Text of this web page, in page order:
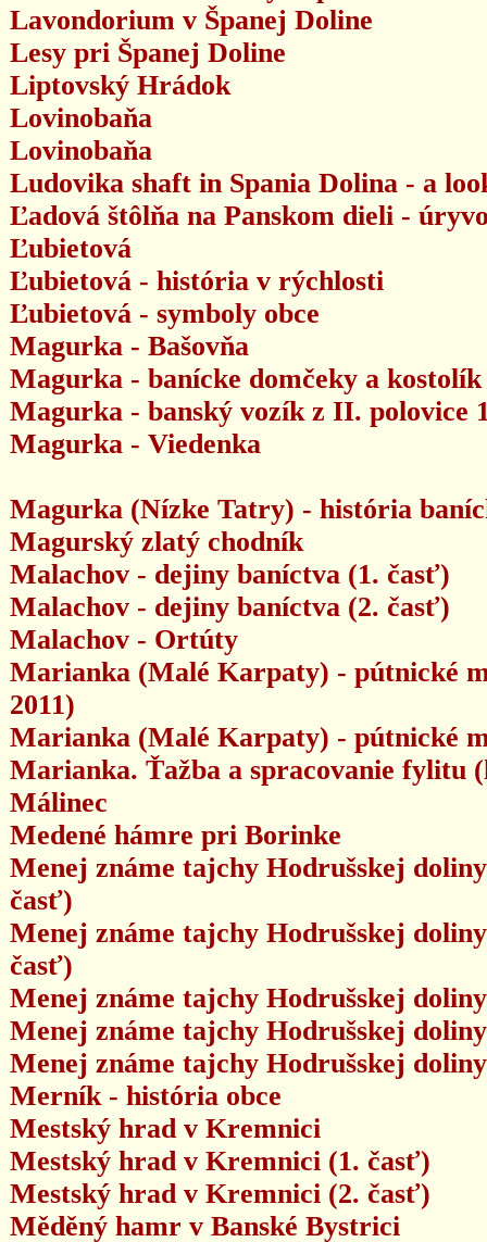
Lavondorium v Španej Doline
Lesy pri Španej Doline
Liptovský Hrádok
Lovinobaňa
Lovinobaňa
Ludovika shaft in Spania Dolina - a
Ľadová štôlňa na Panskom dieli -
Ľubietová
Ľubietová - história v rýchlosti
Ľubietová - symboly obce
Magurka - Bašovňa
Magurka - banícke domčeky a kostolík
Magurka - banský vozík z II. polovice
Magurka - Viedenka
Magurka (Nízke Tatry) - história
Magurský zlatý chodník
Malachov - dejiny baníctva (1. časť)
Malachov - dejiny baníctva (2. časť)
Malachov - Ortúty
Marianka (Malé Karpaty) - pútnické
2011)
Marianka (Malé Karpaty) - pútnické
Marianka. Ťažba a spracovanie fylitu
Málinec
Medené hámre pri Borinke
Menej známe tajchy Hodrušskej
časť)
Menej známe tajchy Hodrušskej
časť)
Menej známe tajchy Hodrušskej
Menej známe tajchy Hodrušskej
Menej známe tajchy Hodrušskej
Merník - história obce
Mestský hrad v Kremnici
Mestský hrad v Kremnici (1. časť)
Mestský hrad v Kremnici (2. časť)
Měděný hamr v Banské Bystrici